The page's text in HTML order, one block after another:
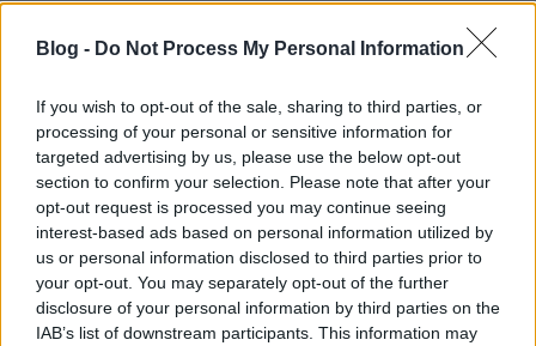
Blog - Do Not Process My Personal Information
If you wish to opt-out of the sale, sharing to third parties, or
processing of your personal or sensitive information for
targeted advertising by us, please use the below opt-out
section to confirm your selection. Please note that after your
opt-out request is processed you may continue seeing
interest-based ads based on personal information utilized by
us or personal information disclosed to third parties prior to
your opt-out. You may separately opt-out of the further
disclosure of your personal information by third parties on the
IAB’s list of downstream participants. This information may
17 éve
nehany lapra mehetne ketto is, h egy se maradjon ki
(van ibike, ildiko, monika es a tobbi nok szegyene
mehetne szendoba:)))
sedux a korosztyen-konzervativ nevelesembe nem
tartozik bele a koroszt alatti pucer fotozkodas:))))